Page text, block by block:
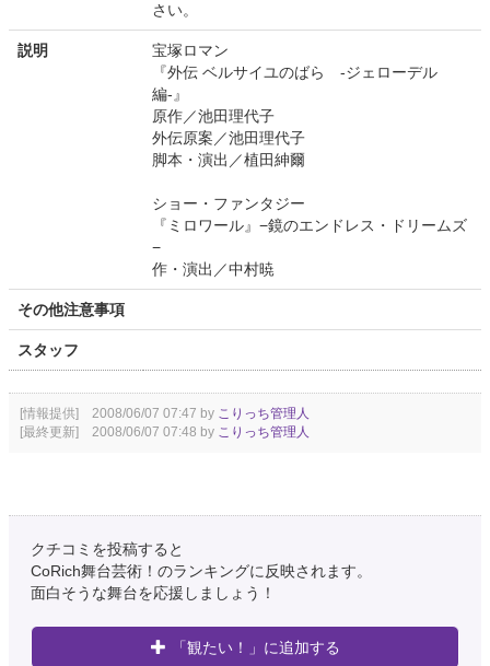
さい。
説明
宝塚ロマン
『外伝 ベルサイユのばら -ジェローデル
編-』
原作／池田理代子
外伝原案／池田理代子
脚本・演出／植田紳爾
ショー・ファンタジー
『ミロワール』−鏡のエンドレス・ドリームズ
−
作・演出／中村暁
その他注意事項
スタッフ
[情報提供] 2008/06/07 07:47 by こりっち管理人
[最終更新] 2008/06/07 07:48 by こりっち管理人
クチコミを投稿すると
CoRich舞台芸術！のランキングに反映されます。
面白そうな舞台を応援しましょう！
「観たい！」に追加する